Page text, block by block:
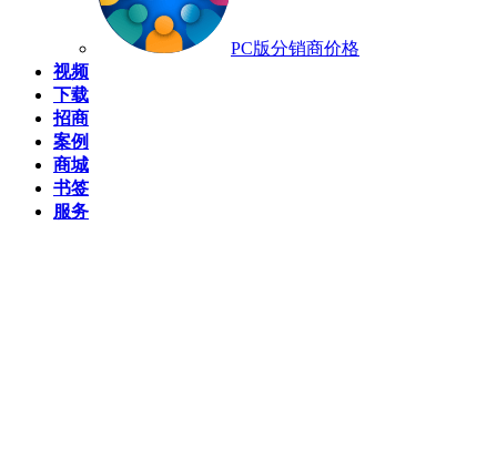
PC版分销商价格
视频
下载
招商
案例
商城
书签
服务